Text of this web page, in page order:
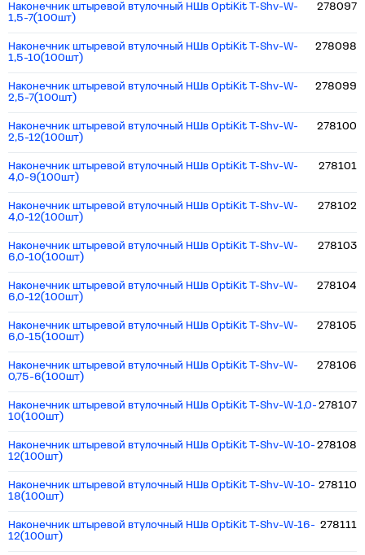
Наконечник штыревой втулочный НШв OptiKit T-Shv-W-
1,5-7(100шт)
278097
Наконечник штыревой втулочный НШв OptiKit T-Shv-W-
1,5-10(100шт)
278098
Наконечник штыревой втулочный НШв OptiKit T-Shv-W-
2,5-7(100шт)
278099
Наконечник штыревой втулочный НШв OptiKit T-Shv-W-
2,5-12(100шт)
278100
Наконечник штыревой втулочный НШв OptiKit T-Shv-W-
4,0-9(100шт)
278101
Наконечник штыревой втулочный НШв OptiKit T-Shv-W-
4,0-12(100шт)
278102
Наконечник штыревой втулочный НШв OptiKit T-Shv-W-
6,0-10(100шт)
278103
Наконечник штыревой втулочный НШв OptiKit T-Shv-W-
6,0-12(100шт)
278104
Наконечник штыревой втулочный НШв OptiKit T-Shv-W-
6,0-15(100шт)
278105
Наконечник штыревой втулочный НШв OptiKit T-Shv-W-
0,75-6(100шт)
278106
Наконечник штыревой втулочный НШв OptiKit T-Shv-W-1,0-
10(100шт)
278107
Наконечник штыревой втулочный НШв OptiKit T-Shv-W-10-
12(100шт)
278108
Наконечник штыревой втулочный НШв OptiKit T-Shv-W-10-
18(100шт)
278110
Наконечник штыревой втулочный НШв OptiKit T-Shv-W-16-
12(100шт)
278111